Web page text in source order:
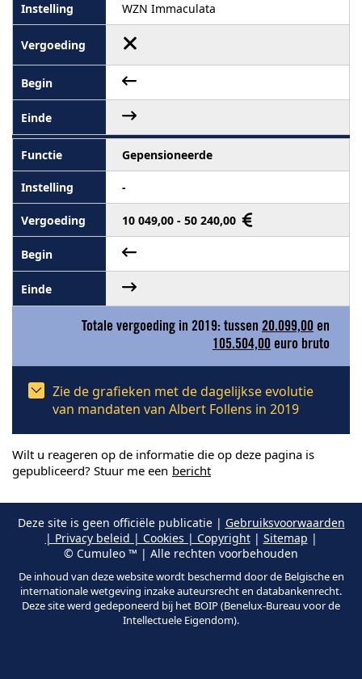
WZN Immaculata
Gepensioneerde
-
10 049,00 - 50 240,00
Totale vergoeding in 2019: tussen 20.099,00 en
105.504,00 euro bruto
Zie de grafieken met de dagelijkse evolutie
van mandaten van Albert Follens in 2019
Wilt u reageren op de informatie die op deze pagina is
gepubliceerd? Stuur me een bericht
Deze site is geen officiële publicatie | Gebruiksvoorwaarden
| Privacy beleid | Cookies | Copyright| Sitemap |
© Cumuleo ™ | Alle rechten voorbehouden
De inhoud van deze website wordt beschermd door de Belgische en
internationale wetgeving inzake auteursrecht en databankenrecht.
Deze site werd gedeponeerd bij het BOIP (Benelux-Bureau voor de
Intellectuele Eigendom).